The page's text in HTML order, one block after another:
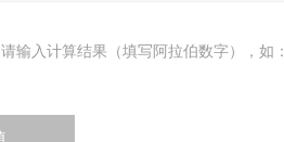
请输入计算结果（填写阿拉伯数字），如